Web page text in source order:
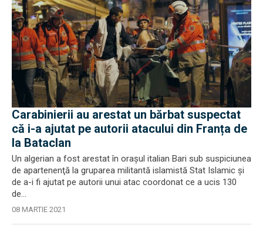
Carabinierii au arestat un bărbat suspectat
că i-a ajutat pe autorii atacului din Franța de
la Bataclan
Un algerian a fost arestat în oraşul italian Bari sub suspiciunea
de apartenenţă la gruparea militantă islamistă Stat Islamic şi
de a-i fi ajutat pe autorii unui atac coordonat ce a ucis 130
de...
08 MARTIE 2021